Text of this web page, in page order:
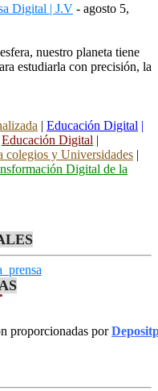
Digital | J.V - agosto 5,
nuestro planeta tiene
estudiarla con precisión, la
Educación Digital
Educación Digital
colegios y Universidades
Digital de la
proporcionadas por